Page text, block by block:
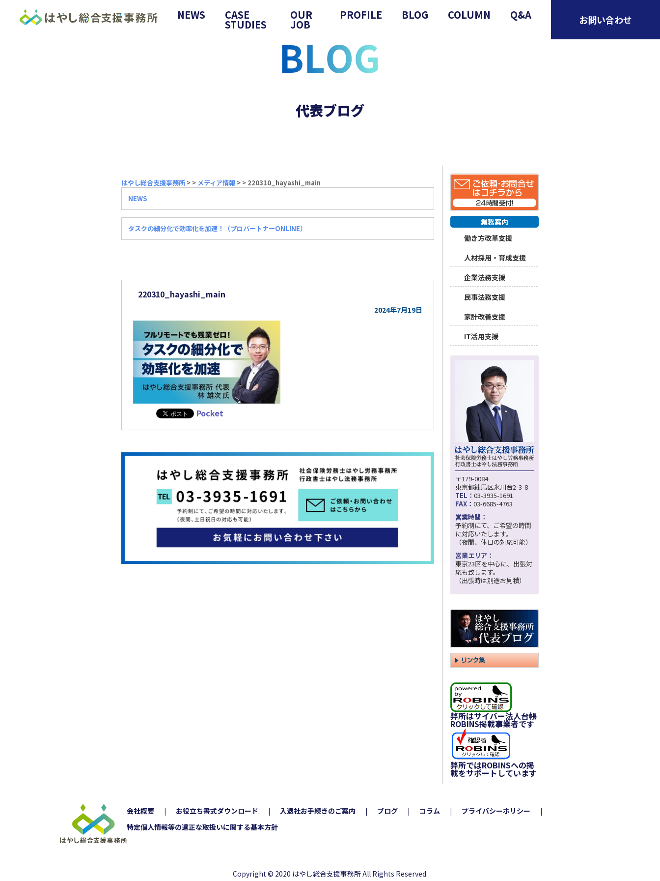
NEWS CASE
STUDIES
OUR
JOB
PROFILE BLOG COLUMN Q&A お問い合わせ
代表ブログ
はやし総合支援事務所>
NEWS
> メディア情報 >
タスクの細分化で効率化を加速！（プロパートナーONLINE）
> 220310_hayashi_main
220310_hayashi_main
2024年7月19日
Pocket
業務案内
働き方改革支援
人材採用・育成支援
企業法務支援
民事法務支援
家計改善支援
IT活用支援
〒179-0084
東京都練馬区氷川台2-3-8
TEL： 03-3935-1691
FAX： 03-6685-4763
営業時間：
予約制にて、ご希望の時間
に対応いたします。
（夜間、休日の対応可能）
営業エリア：
東京23区を中心に、出張対
応も致します。
（出張時は別途お見積）
弊所はサイバー法人台帳
ROBINS掲載事業者です
弊所ではROBINSへの掲
載をサポートしています
会社概要 お役立ち書式ダウンロード 入退社お手続きのご案内 ブログ コラム
プライバシーポリシー
特定個人情報等の適正な取扱いに関する基本方針
Copyright © 2020 はやし総合支援事務所 All Rights Reserved.